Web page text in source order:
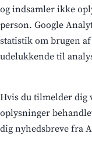
og indsamler ikke
person. Google
statistik om brugen
udelukkende til
Hvis du tilmelder dig
oplysninger
dig nyhedsbreve fra